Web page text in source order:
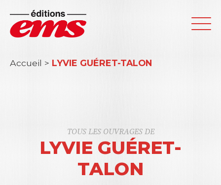
Accueil > LYVIE GUÉRET-TALON
TOUS LES OUVRAGES DE
LYVIE GUÉRET-
TALON